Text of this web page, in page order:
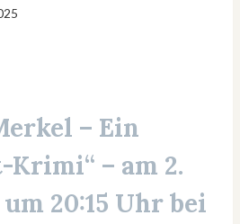
– Ein
– am 2.
20:15 Uhr bei